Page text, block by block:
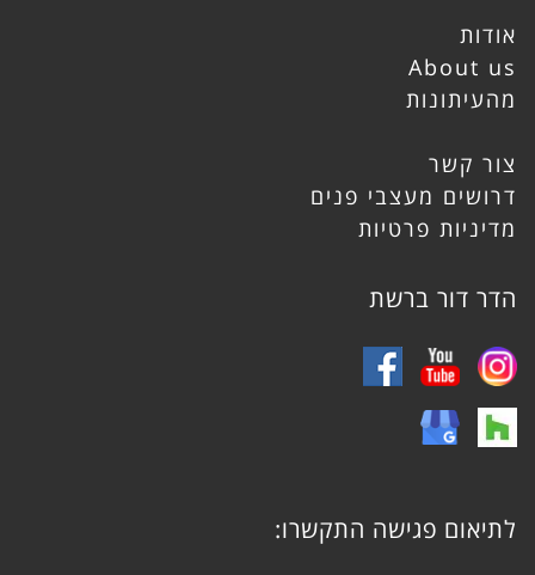
אודות
About us
מהעיתונות
צור קשר
דרושים מעצבי פנים
מדיניות פרטיות
הדר דור ברשת
לתיאום פגישה התקשרו: